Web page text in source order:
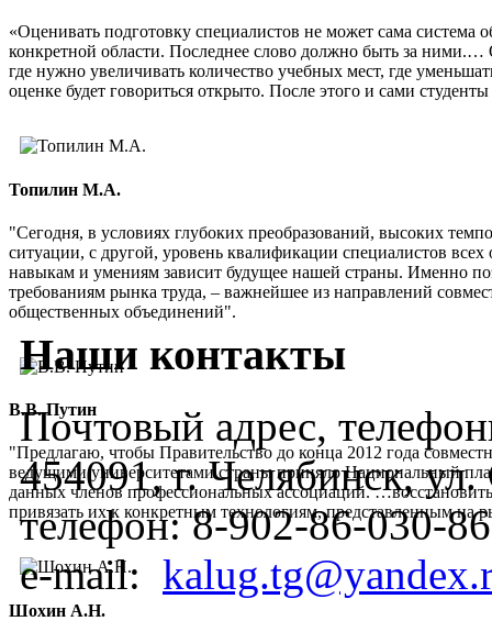
«Оценивать подготовку специалистов не может сама
конкретной области. Последнее слово должно быть за ними.…
где нужно увеличивать количество учебных мест, где
оценке будет говориться открыто. После этого и сами
Топилин М.А.
"Сегодня, в условиях глубоких преобразований, высоких
ситуации, с другой, уровень квалификации специалистов
навыкам и умениям зависит будущее нашей страны. Именно
требованиям рынка труда, – важнейшее из направлений
общественных объединений".
В.В. Путин
"Предлагаю, чтобы Правительство до конца 2012 года
ведущими университетами страны приняло Национальный
данных членов профессиональных ассоциаций.
привязать их к конкретным технологиям, представленным на
Шохин А.Н.
Наши контакты
Почтовый адрес,
454091, г. Челябинск,
телефон:8-902-86-030-86
e-mail: